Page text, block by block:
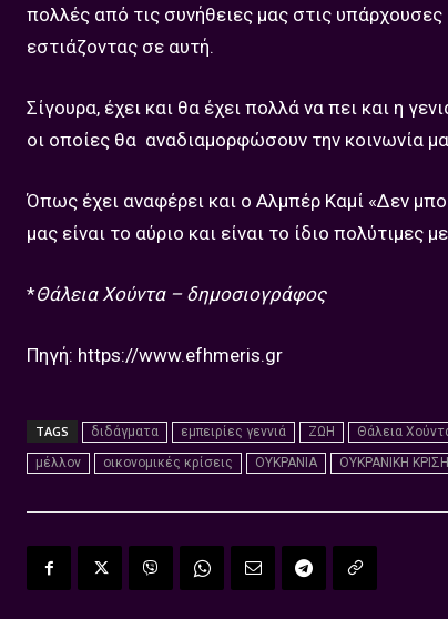
πολλές από τις συνήθειες μας στις
εστιάζοντας σε αυτή.
Σίγουρα, έχει και θα έχει πολλά να πει και η
οι οποίες θα αναδιαμορφώσουν την κοινωνία
Όπως έχει αναφέρει και ο Αλμπέρ Καμί «Δεν
μας είναι το αύριο και είναι το ίδιο
*Θάλεια Χούντα – δημοσιογράφος
Πηγή: https://www.efhmeris.gr
TAGS διδάγματα εμπειρίες γεννιά ΖΩΗ Θάλεια
μέλλον
οικονομικές κρίσεις ΟΥΚΡΑΝΙΑ ΟΥΚΡΑΝΙΚΗ ΚΡΙΣΗ